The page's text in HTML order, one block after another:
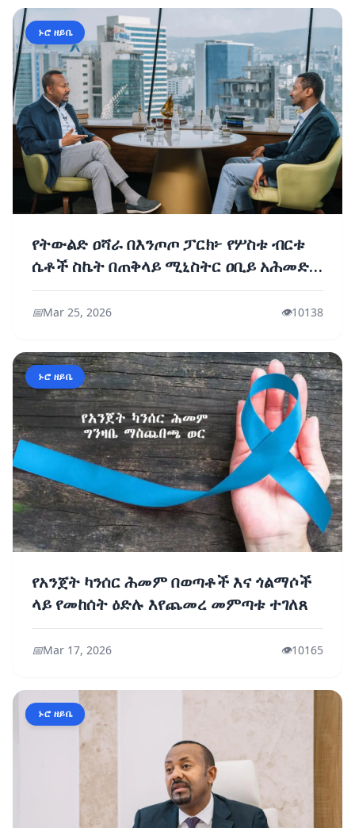
ኑሮ ዘይቤ
የትውልድ ዐሻራ በእንጦጦ ፓርክ፦ የሦስቱ ብርቱ
ሴቶች ስኬት በጠቅላይ ሚኒስትር ዐቢይ አሕመድ
(ዶ/ር) ዕይታ
📅Mar 25, 2026 👁️10138
ኑሮ ዘይቤ
የአንጀት ካንሰር ሕመም በወጣቶች እና ጎልማሶች
ላይ የመከሰት ዕድሉ እየጨመረ መምጣቱ ተገለጸ
📅Mar 17, 2026 👁️10165
ኑሮ ዘይቤ